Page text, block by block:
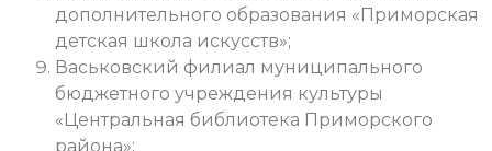
дополнительного образования «Приморская
детская школа искусств»;
Васьковский филиал муниципального
бюджетного учреждения культуры
«Центральная библиотека Приморского
района»;